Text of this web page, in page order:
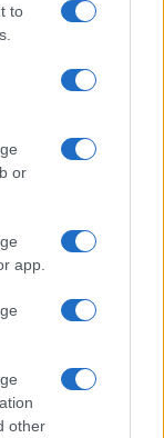
to
or
app.
other
contribuido a
movilizando a
crucial para
animales y
pública